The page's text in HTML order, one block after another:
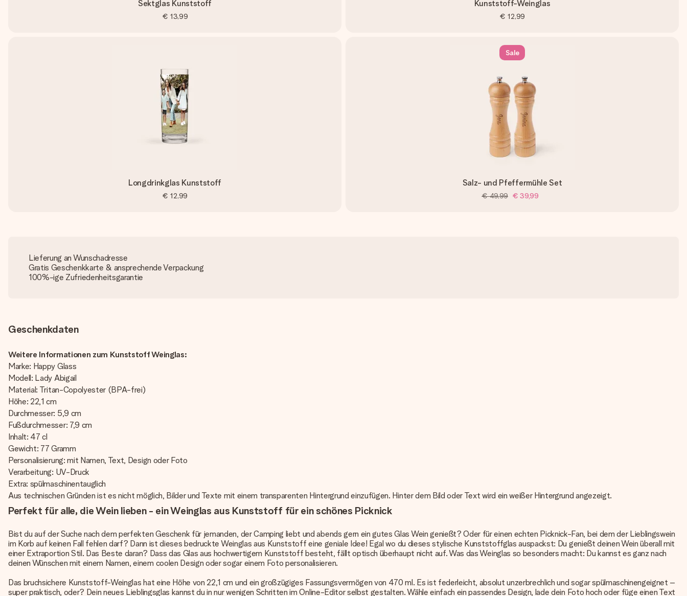
Sektglas Kunststoff
€ 13,99
Kunststoff-Weinglas
€ 12,99
Longdrinkglas Kunststoff
€ 12,99
Sale
Salz- und Pfeffermühle Set
€ 49,99 € 39,99
Lieferung an Wunschadresse
Gratis Geschenkkarte & ansprechende Verpackung
100%-ige Zufriedenheitsgarantie
Geschenkdaten
Weitere Informationen zum Kunststoff Weinglas:
Marke: Happy Glass
Modell: Lady Abigail
Material: Tritan-Copolyester (BPA-frei)
Höhe: 22,1 cm
Durchmesser: 5,9 cm
Fußdurchmesser: 7,9 cm
Inhalt: 47 cl
Gewicht: 77 Gramm
Personalisierung: mit Namen, Text, Design oder Foto
Verarbeitung: UV-Druck
Extra: spülmaschinentauglich
Aus technischen Gründen ist es nicht möglich, Bilder und Texte mit einem transparenten Hintergrund einzufügen. Hinter dem Bild oder Text wird ein weißer Hintergrund angezeigt.
Perfekt für alle, die Wein lieben - ein Weinglas aus Kunststoff für ein schönes Picknick
Bist du auf der Suche nach dem perfekten Geschenk für jemanden, der Camping liebt und abends gern ein gutes Glas Wein genießt? Oder für einen echten Picknick-Fan, bei dem der Lieblingswein
im Korb auf keinen Fall fehlen darf? Dann ist dieses bedruckte Weinglas aus Kunststoff eine geniale Idee! Egal wo du dieses stylische Kunststoffglas auspackst: Du genießt deinen Wein überall mit
einer Extraportion Stil. Das Beste daran? Dass das Glas aus hochwertigem Kunststoff besteht, fällt optisch überhaupt nicht auf. Was das Weinglas so besonders macht: Du kannst es ganz nach
deinen Wünschen mit einem Namen, einem coolen Design oder sogar einem Foto personalisieren.
Das bruchsichere Kunststoff-Weinglas hat eine Höhe von 22,1 cm und ein großzügiges Fassungsvermögen von 470 ml. Es ist federleicht, absolut unzerbrechlich und sogar spülmaschinengeignet –
super praktisch, oder? Dein neues Lieblingsglas kannst du in nur wenigen Schritten im Online-Editor selbst gestalten. Wähle einfach ein passendes Design, lade dein Foto hoch oder füge einen Text